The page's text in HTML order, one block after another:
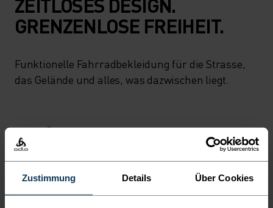
Zustimmung Details Über Cookies
ZEITLOSES DESIGN.
GRENZENLOSE FREIHEIT.
Funktionelle Fahrradbekleidung für die Strasse,
das Gelände und alles, was dazwischen liegt.
AKTIVITÄTSNIVEAU
NIEDRIG MODERAT HOCH